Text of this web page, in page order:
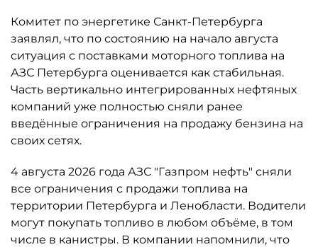
Комитет по энергетике Санкт-Петербурга
заявлял, что по состоянию на начало августа
ситуация с поставками моторного топлива на
АЗС Петербурга оценивается как стабильная.
Часть вертикально интегрированных нефтяных
компаний уже полностью сняли ранее
введённые ограничения на продажу бензина на
своих сетях.
4 августа 2026 года АЗС "Газпром нефть" сняли
все ограничения с продажи топлива на
территории Петербурга и Ленобласти. Водители
могут покупать топливо в любом объёме, в том
числе в канистры. В компании напомнили, что